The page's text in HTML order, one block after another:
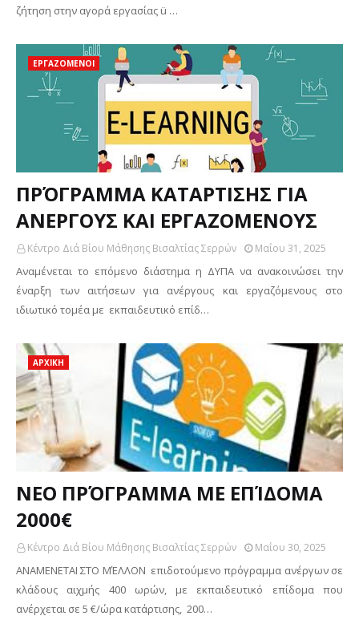
ζήτηση στην αγορά εργασίας ü …
ΕΡΓΑΖΟΜΕΝΟΙ
ΠΡΌΓΡΑΜΜΑ ΚΑΤΑΡΤΙΣΗΣ ΓΙΑ
ΑΝΕΡΓΟΥΣ ΚΑΙ ΕΡΓΑΖΟΜΕΝΟΥΣ
Κέντρο Διά Βίου Μάθησης Βισαλτίας Σερρών Μαΐου 31, 2025
Αναμένεται το επόμενο διάστημα η ΔΥΠΑ να ανακοινώσει την
έναρξη των αιτήσεων για ανέργους και εργαζόμενους στο
ιδιωτικό τομέα με εκπαιδευτικό επίδ…
ΑΡΧΙΚΗ
ΝΕΟ ΠΡΌΓΡΑΜΜΑ ΜΕ ΕΠΊΔΟΜΑ
2000€
Κέντρο Διά Βίου Μάθησης Βισαλτίας Σερρών Μαΐου 30, 2025
ΑΝΑΜΕΝΕΤΑΙ ΣΤΟ ΜΈΛΛΟΝ επιδοτούμενο πρόγραμμα ανέργων σε
κλάδους αιχμής 400 ωρών, με εκπαιδευτικό επίδομα που
ανέρχεται σε 5 €/ώρα κατάρτισης, 200…